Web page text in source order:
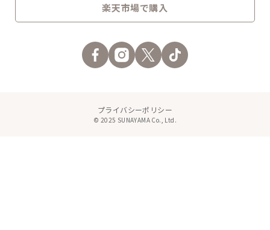
楽天市場で購入
© 2025 SUNAYAMA Co., Ltd.
プライバシーポリシー